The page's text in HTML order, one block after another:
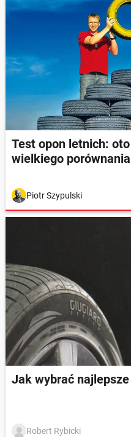
Test opon letnich:
wielkiego porównania
Piotr Szypulski
Jak wybrać
Robert Rybicki